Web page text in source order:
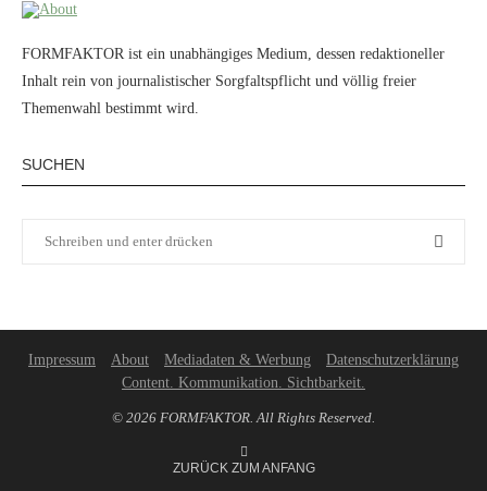
FORMFAKTOR ist ein unabhängiges Medium, dessen redaktioneller
Inhalt rein von journalistischer Sorgfaltspflicht und völlig freier
Themenwahl bestimmt wird.
SUCHEN
Impressum About Mediadaten & Werbung
Datenschutzerklärung
Content. Kommunikation. Sichtbarkeit.
© 2026 FORMFAKTOR. All Rights Reserved.
ZURÜCK ZUM ANFANG